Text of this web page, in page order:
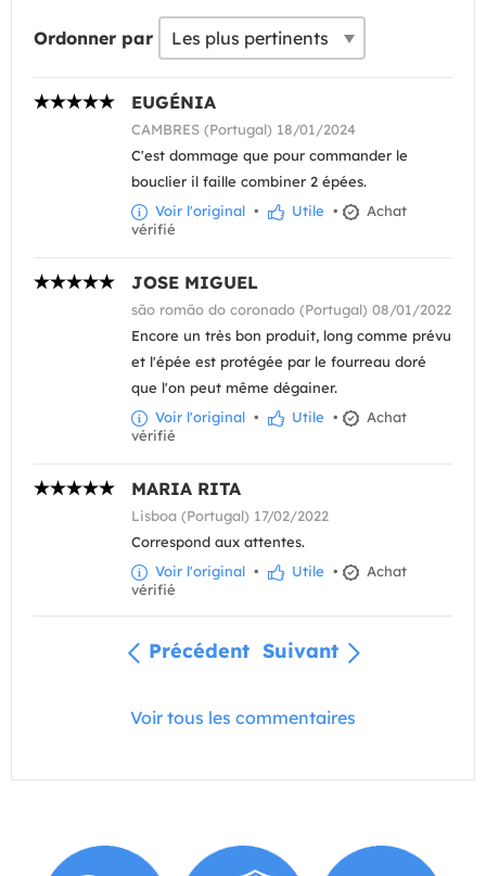
Ordonner par
EUGÉNIA
CAMBRES (Portugal) 18/01/2024
C'est dommage que pour commander le
bouclier il faille combiner 2 épées.
Voir l'original • Utile •
Achat
vérifié
JOSE MIGUEL
são romão do coronado (Portugal) 08/01/2022
Encore un très bon produit, long comme prévu
et l'épée est protégée par le fourreau doré
que l'on peut même dégainer.
Voir l'original • Utile •
Achat
vérifié
MARIA RITA
Lisboa (Portugal) 17/02/2022
Correspond aux attentes.
Voir l'original • Utile •
Achat
vérifié
Précédent Suivant
Voir tous les commentaires